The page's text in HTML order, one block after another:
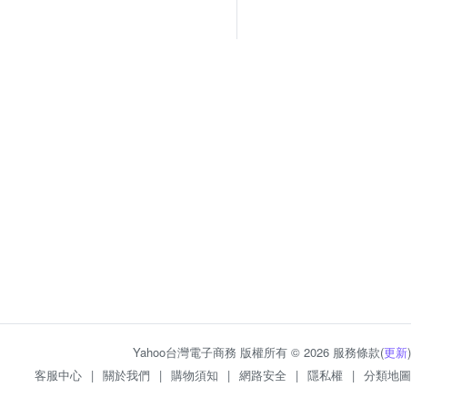
Yahoo台灣電子商務 版權所有 © 2026 服務條款(更新)
客服中心 | 關於我們 | 購物須知 | 網路安全 | 隱私權 | 分類地圖